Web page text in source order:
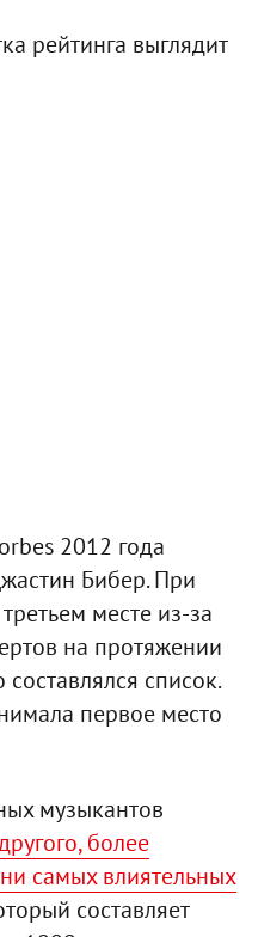
рейтинга выглядит
2012 года
Бибер. При
месте из-за
на протяжении
список.
первое место
музыкантов
более
самых влиятельных
составляет